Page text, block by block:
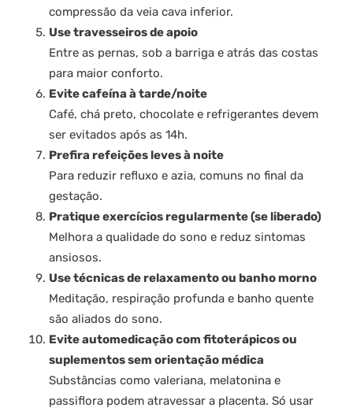
compressão da veia cava inferior.
Use travesseiros de apoio
Entre as pernas, sob a barriga e atrás das costas
para maior conforto.
Evite cafeína à tarde/noite
Café, chá preto, chocolate e refrigerantes devem
ser evitados após as 14h.
Prefira refeições leves à noite
Para reduzir refluxo e azia, comuns no final da
gestação.
Pratique exercícios regularmente (se liberado)
Melhora a qualidade do sono e reduz sintomas
ansiosos.
Use técnicas de relaxamento ou banho morno
Meditação, respiração profunda e banho quente
são aliados do sono.
Evite automedicação com fitoterápicos ou
suplementos sem orientação médica
Substâncias como valeriana, melatonina e
passiflora podem atravessar a placenta. Só usar